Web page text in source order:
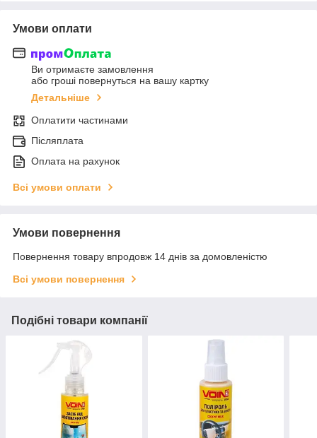
Умови оплати
Ви отримаєте замовлення
або гроші повернуться на вашу картку
Детальніше
Оплатити частинами
Післяплата
Оплата на рахунок
Всі умови оплати
Умови повернення
Повернення товару впродовж 14 днів за домовленістю
Всі умови повернення
Подібні товари компанії